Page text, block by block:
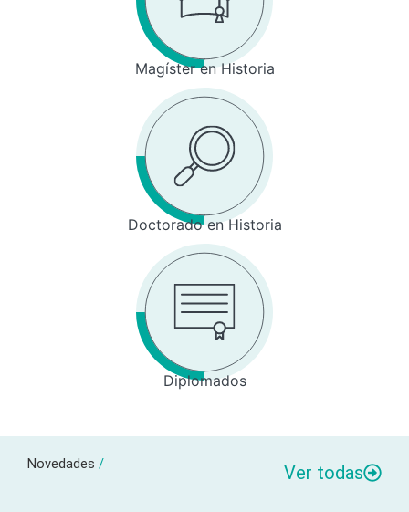
Magíster en Historia
Doctorado en Historia
Diplomados
Novedades / Ver todas